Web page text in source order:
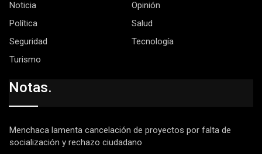
Noticia
Opinión
Política
Salud
Seguridad
Tecnología
Turismo
Notas.
Menchaca lamenta cancelación de proyectos por falta de
socialización y rechazo ciudadano